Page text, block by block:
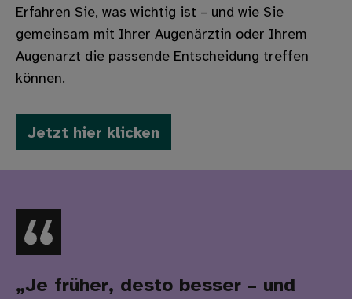
Erfahren Sie, was wichtig ist – und wie Sie
gemeinsam mit Ihrer Augenärztin oder Ihrem
Augenarzt die passende Entscheidung treffen
können.
Jetzt hier klicken
„Je früher, desto besser – und